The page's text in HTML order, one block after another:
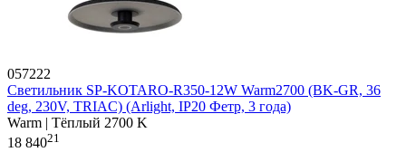
057222
Светильник SP-KOTARO-R350-12W Warm2700 (BK-GR, 36
deg, 230V, TRIAC) (Arlight, IP20 Фетр, 3 года)
Warm | Тёплый 2700 K
18 84021